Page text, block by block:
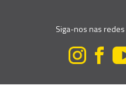
Siga-nos nas